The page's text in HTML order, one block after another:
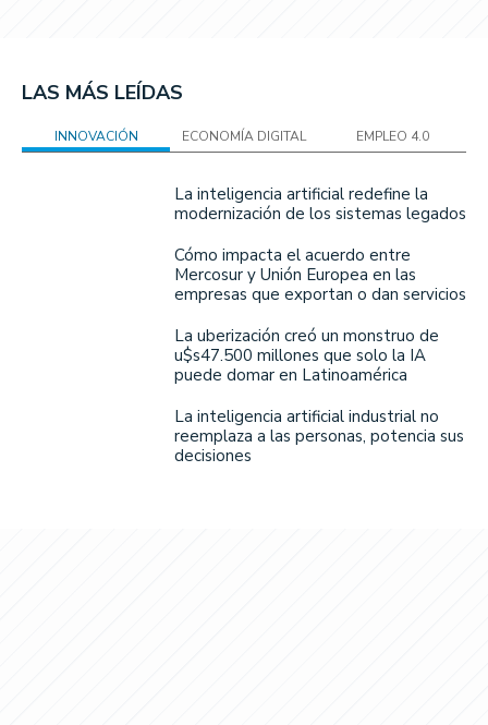
LAS MÁS LEÍDAS
INNOVACIÓN ECONOMÍA DIGITAL EMPLEO 4.0
La inteligencia artificial redefine la
modernización de los sistemas legados
Cómo impacta el acuerdo entre
Mercosur y Unión Europea en las
empresas que exportan o dan servicios
La uberización creó un monstruo de
u$s47.500 millones que solo la IA
puede domar en Latinoamérica
La inteligencia artificial industrial no
reemplaza a las personas, potencia sus
decisiones